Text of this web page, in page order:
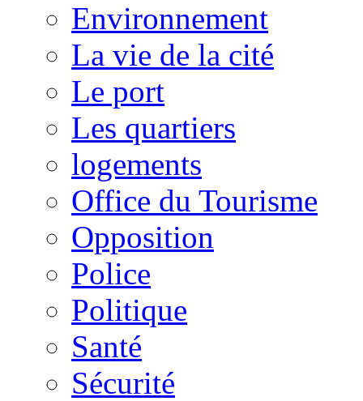
Environnement
La vie de la cité
Le port
Les quartiers
logements
Office du Tourisme
Opposition
Police
Politique
Santé
Sécurité